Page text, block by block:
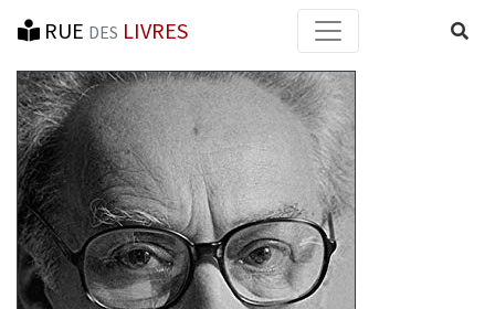
RUE DES LIVRES